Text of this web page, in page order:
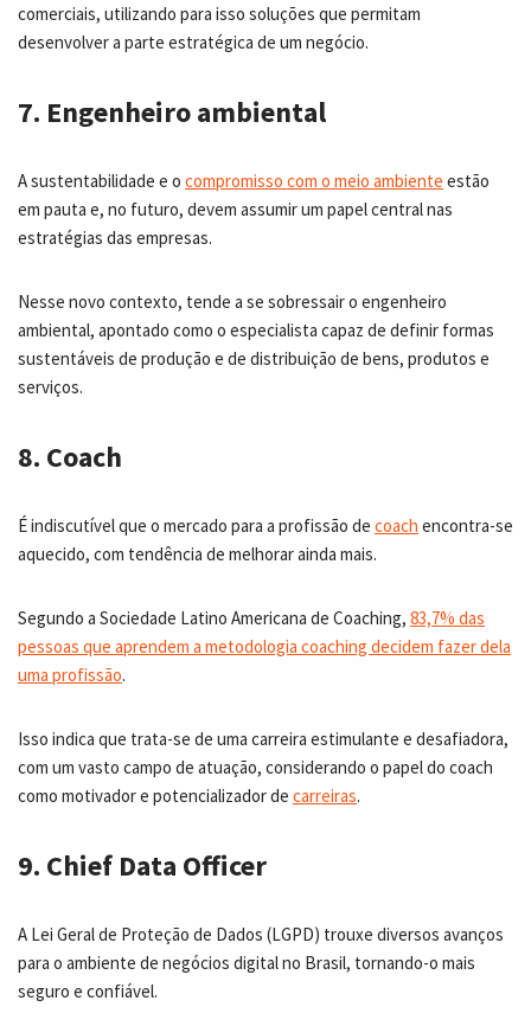
comerciais, utilizando para isso soluções que permitam
desenvolver a parte estratégica de um negócio.
7. Engenheiro ambiental
A sustentabilidade e o compromisso com o meio ambiente estão
em pauta e, no futuro, devem assumir um papel central nas
estratégias das empresas.
Nesse novo contexto, tende a se sobressair o engenheiro
ambiental, apontado como o especialista capaz de definir formas
sustentáveis de produção e de distribuição de bens, produtos e
serviços.
8. Coach
É indiscutível que o mercado para a profissão de coach encontra-se
aquecido, com tendência de melhorar ainda mais.
Segundo a Sociedade Latino Americana de Coaching, 83,7% das
pessoas que aprendem a metodologia coaching decidem fazer dela
uma profissão.
Isso indica que trata-se de uma carreira estimulante e desafiadora,
com um vasto campo de atuação, considerando o papel do coach
como motivador e potencializador de carreiras.
9. Chief Data Officer
A Lei Geral de Proteção de Dados (LGPD) trouxe diversos avanços
para o ambiente de negócios digital no Brasil, tornando-o mais
seguro e confiável.